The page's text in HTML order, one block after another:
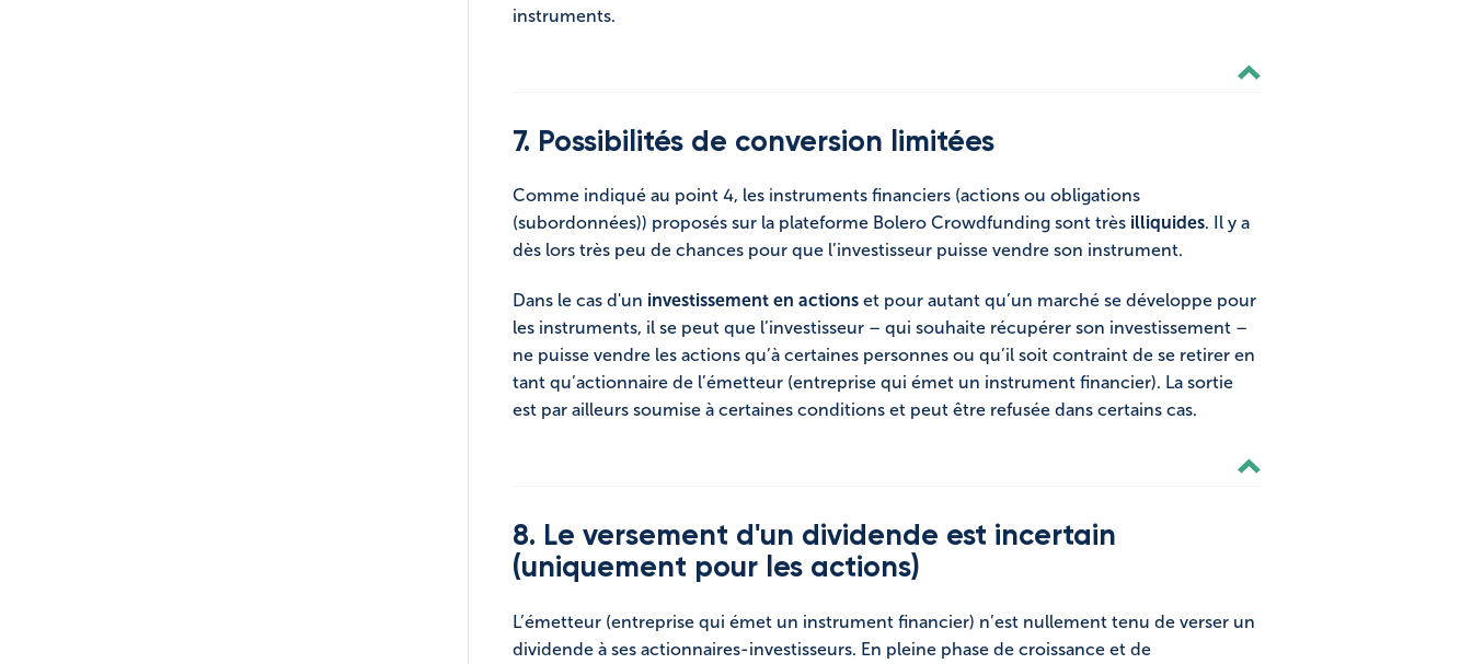
instruments.
7. Possibilités de conversion limitées
Comme indiqué au point 4, les instruments financiers (actions ou obligations
(subordonnées)) proposés sur la plateforme Bolero Crowdfunding sont très illiquides. Il y a
dès lors très peu de chances pour que l’investisseur puisse vendre son instrument.
Dans le cas d'un investissement en actions et pour autant qu’un marché se développe pour
les instruments, il se peut que l’investisseur – qui souhaite récupérer son investissement –
ne puisse vendre les actions qu’à certaines personnes ou qu’il soit contraint de se retirer en
tant qu’actionnaire de l’émetteur (entreprise qui émet un instrument financier). La sortie
est par ailleurs soumise à certaines conditions et peut être refusée dans certains cas.
8. Le versement d'un dividende est incertain
(uniquement pour les actions)
L’émetteur (entreprise qui émet un instrument financier) n’est nullement tenu de verser un
dividende à ses actionnaires-investisseurs. En pleine phase de croissance et de